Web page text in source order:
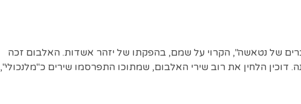
"החברים של נטאשה", הקרוי על שמם, בהפקתו של יזהר אשדות. האלבום זכה
הלחין את רוב שירי האלבום, שמתוכו התפרסמו שירים כ"מלנכולי",